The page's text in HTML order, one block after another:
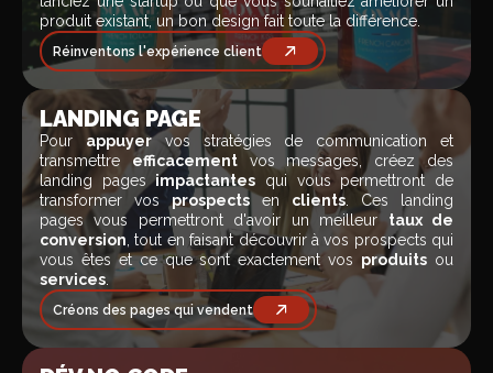
produit existant, un bon design fait toute la différence.
Réinventons l'expérience client
LANDING PAGE
Pour appuyervos stratégies de communication et
transmettre efficacementvos messages, créez des
landing pagesimpactantes qui vous permettront de
transformer vosprospects en clients . Ces landing
pages vous permettront d'avoir un meilleur taux de
conversion , tout en faisant découvrir à vos prospects qui
vous êtes et ce que sont exactement vos produits ou
services
Créons des pages qui vendent